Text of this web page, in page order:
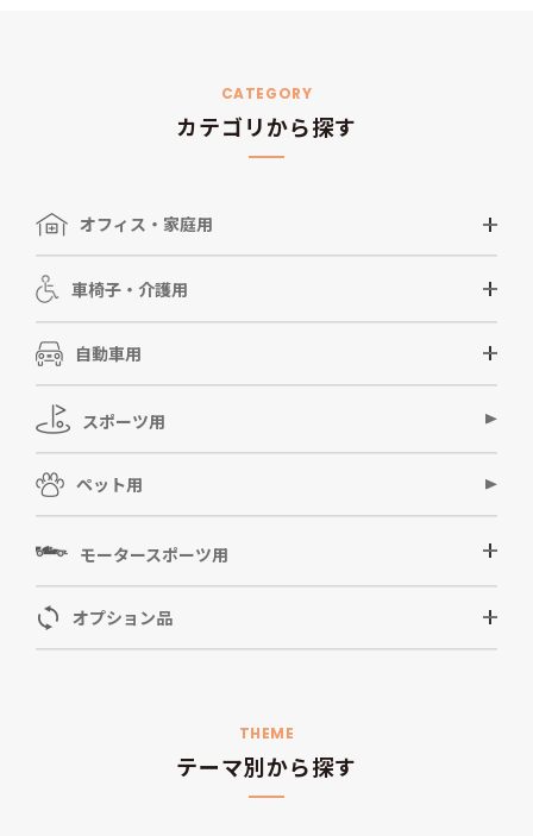
CATEGORY
カテゴリから探す
オフィス・家庭用
車椅子・介護用
自動車用
スポーツ用
ペット用
モータースポーツ用
オプション品
THEME
テーマ別から探す